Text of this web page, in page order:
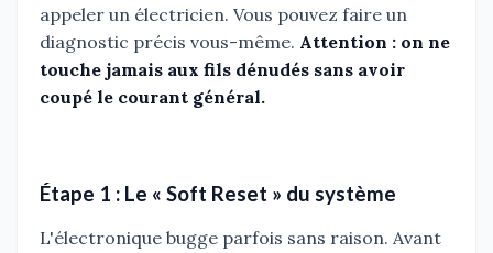
appeler un électricien. Vous pouvez faire un
diagnostic précis vous-même. Attention : on ne
touche jamais aux fils dénudés sans avoir
coupé le courant général.
Étape 1 : Le « Soft Reset » du système
L'électronique bugge parfois sans raison. Avant